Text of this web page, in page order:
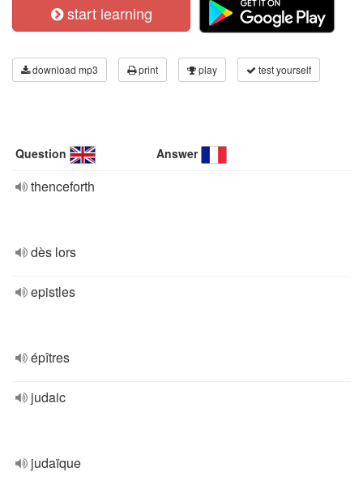
start learning
download mp3 print play test yourself
Question Answer
thenceforth
dès lors
epistles
épîtres
judaic
judaïque